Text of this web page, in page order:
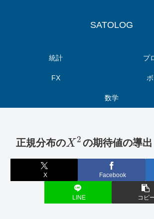
SATOLOG
統計 プ
FX
数学
正規分布のX 2の期待値の導出
X Facebook
LINE コピ